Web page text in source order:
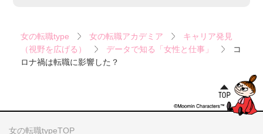
女の転職type 女の転職アカデミア
キャリア発見
（視野を広げる）
データで知る「女性と仕事」
コ
ロナ禍は転職に影響した？
女の転職typeTOP